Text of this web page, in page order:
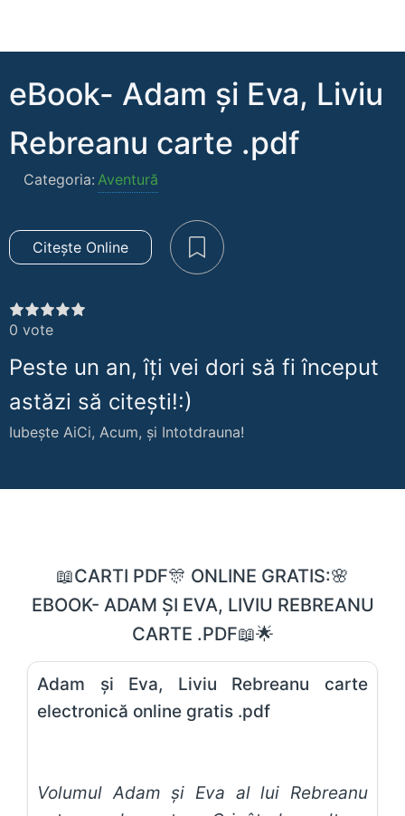
eBook- Adam și Eva, Liviu
Rebreanu carte .pdf
Categoria: Aventură
Citește Online
0 vote
Peste un an, îți vei dori să fi început
astăzi să citești!:)
Iubește AiCi, Acum, și Intotdrauna!
📖CARTI PDF🎊 ONLINE GRATIS:🌸
EBOOK- ADAM ȘI EVA, LIVIU REBREANU
CARTE .PDF📖🌟
Adam și Eva, Liviu Rebreanu carte
electronică online gratis .pdf
Volumul Adam și Eva al lui Rebreanu